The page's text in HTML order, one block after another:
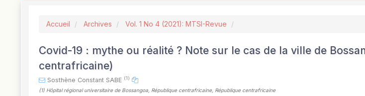
Accueil Archives Vol. 1 No 4 (2021): MTSI-Revue
Covid-19 : mythe ou réalité ? Note sur le cas de la ville de
centrafricaine)
Sosthène Constant SABE (1)
(1) Hôpital régional universitaire de Bossangoa, République centrafricaine, République centrafricaine